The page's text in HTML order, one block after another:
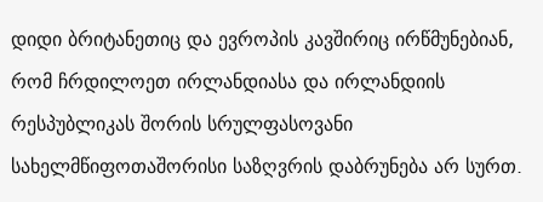
დიდი ბრიტანეთიც და ევროპის კავშირიც ირწმუნებიან,
რომ ჩრდილოეთ ირლანდიასა და ირლანდიის
რესპუბლიკას შორის სრულფასოვანი
სახელმწიფოთაშორისი საზღვრის დაბრუნება არ სურთ.